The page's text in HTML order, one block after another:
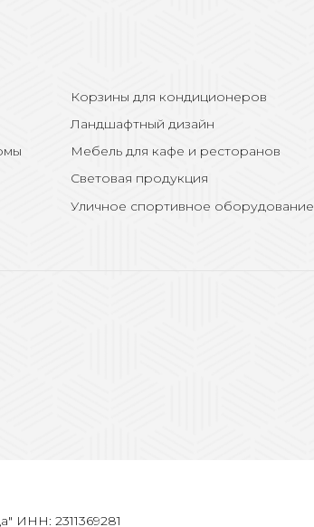
Корзины для кондиционеров
Ландшафтный дизайн
Мебель для кафе и ресторанов
Световая продукция
Уличное спортивное оборудование
ИНН: 2311369281